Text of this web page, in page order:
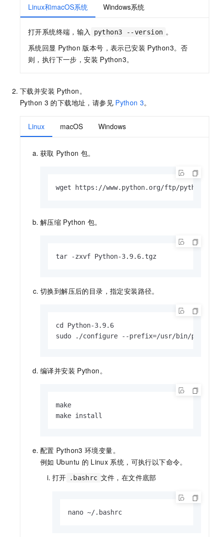
Linux和macOS系统 Windows系统
打开系统终端，输入 python3 --version 。
系统回显 Python 版本号，表示已安装 Python3。否
则，执行下一步，安装 Python3。
下载并安装 Python。
Python 3 的下载地址，请参见 Python 3。
Linux macOS Windows
获取 Python 包。
wget https://www.python.org/ftp/python/
解压缩 Python 包。
tar -zxvf Python-3.9.6.tgz
切换到解压后的目录，指定安装路径。
cd Python-3.9.6
sudo ./configure --prefix=/usr/bin/
编译并安装 Python。
make
make install
配置 Python3 环境变量。
例如 Ubuntu 的 Linux 系统，可执行以下命令。
打开
.bashrc 文件，在文件底部
nano ~/.bashrc